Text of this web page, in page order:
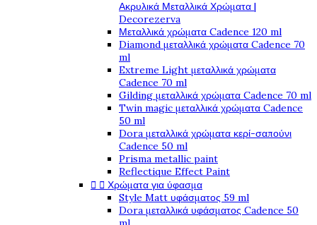
Ακρυλικά Μεταλλικά Χρώματα |
Decorezerva
Μεταλλικά χρώματα Cadence 120 ml
Diamond μεταλλικά χρώματα Cadence 70
ml
Extreme Light μεταλλικά χρώματα
Cadence 70 ml
Gilding μεταλλικά χρώματα Cadence 70 ml
Twin magic μεταλλικά χρώματα Cadence
50 ml
Dora μεταλλικά χρώματα κερί-σαπούνι
Cadence 50 ml
Prisma metallic paint
Reflectique Effect Paint
  Χρώματα για ύφασμα
Style Matt υφάσματος 59 ml
Dora μεταλλικά υφάσματος Cadence 50